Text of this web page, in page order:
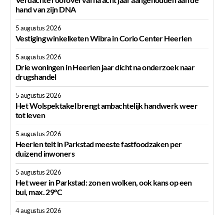
hand van zijn DNA
5 augustus 2026
Vestiging winkelketen Wibra in Corio Center Heerlen
5 augustus 2026
Drie woningen in Heerlen jaar dicht na onderzoek naar
drugshandel
5 augustus 2026
Het Wolspektakel brengt ambachtelijk handwerk weer
tot leven
5 augustus 2026
Heerlen telt in Parkstad meeste fastfoodzaken per
duizend inwoners
5 augustus 2026
Het weer in Parkstad: zon en wolken, ook kans op een
bui, max. 29°C
4 augustus 2026